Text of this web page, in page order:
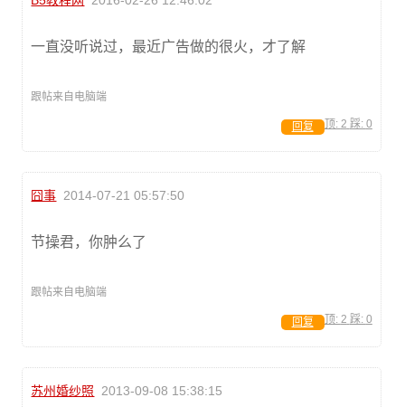
一直没听说过，最近广告做的很火，才了解
跟帖来自电脑端
顶: 2 踩: 0
回复
囧事 2014-07-21 05:57:50
节操君，你肿么了
跟帖来自电脑端
顶: 2 踩: 0
回复
苏州婚纱照 2013-09-08 15:38:15